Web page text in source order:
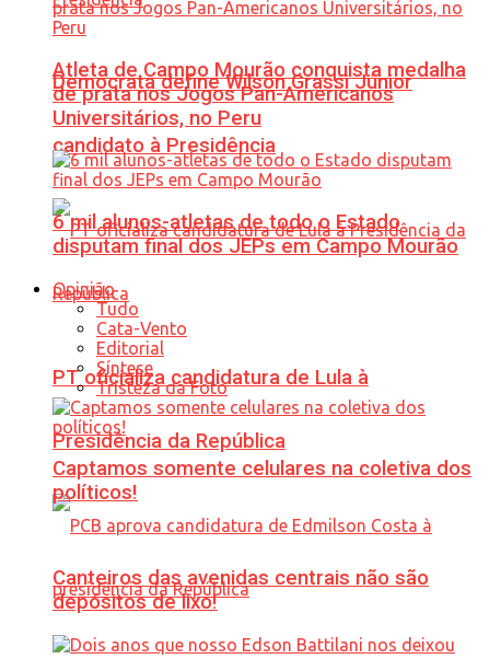
Democrata define Wilson Grassi Júnior
candidato à Presidência
PT oficializa candidatura de Lula à
Presidência da República
Atleta de Campo Mourão conquista medalha
de prata nos Jogos Pan-Americanos
Universitários, no Peru
6 mil alunos-atletas de todo o Estado
disputam final dos JEPs em Campo Mourão
Opinião
Tudo
Cata-Vento
Editorial
Síntese
Tristeza da Foto
Captamos somente celulares na coletiva dos
políticos!
Canteiros das avenidas centrais não são
depósitos de lixo!